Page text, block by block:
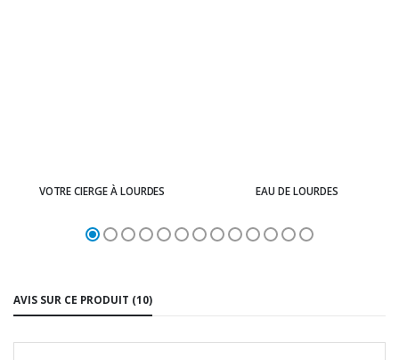
VOTRE CIERGE À LOURDES EAU DE LOURDES
AVIS SUR CE PRODUIT (10)